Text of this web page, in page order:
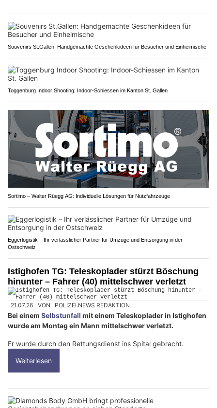
Souvenirs St.Gallen: Handgemachte Geschenkideen für Besucher und Einheimische
Toggenburg Indoor Shooting: Indoor-Schiessen im Kanton St. Gallen
Sortimo – Walter Rüegg AG: Individuelle Lösungen für Nutzfahrzeuge
Eggerlogistik – Ihr verlässlicher Partner für Umzüge und Entsorgung in der
Ostschweiz
Istighofen TG: Teleskoplader stürzt Böschung
hinunter – Fahrer (40) mittelschwer verletzt
21.07.26 VON POLIZEI.NEWS REDAKTION
Bei einem Selbstunfall mit einem Teleskoplader in Istighofen
wurde am Montag ein Mann mittelschwer verletzt.
Er wurde durch den Rettungsdienst ins Spital gebracht.
Weiterlesen